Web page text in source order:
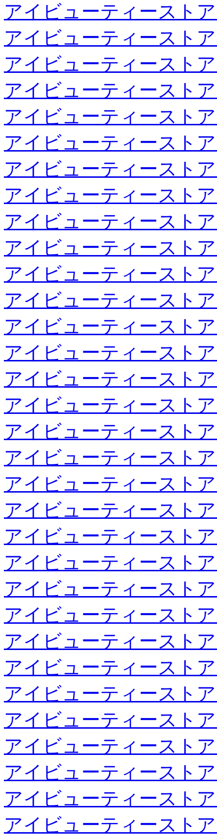
アイビューティースト
アイビューティースト
アイビューティースト
アイビューティースト
アイビューティースト
アイビューティースト
アイビューティースト
アイビューティースト
アイビューティースト
アイビューティースト
アイビューティースト
アイビューティースト
アイビューティースト
アイビューティースト
アイビューティースト
アイビューティースト
アイビューティースト
アイビューティースト
アイビューティースト
アイビューティースト
アイビューティースト
アイビューティースト
アイビューティースト
アイビューティースト
アイビューティースト
アイビューティースト
アイビューティースト
アイビューティースト
アイビューティースト
アイビューティースト
アイビューティースト
アイビューティースト